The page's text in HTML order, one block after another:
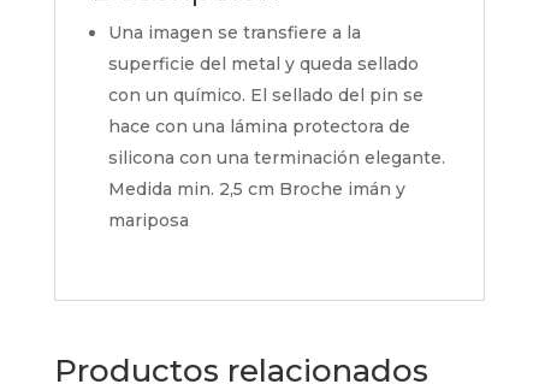
Una imagen se transfiere a la
superficie del metal y queda sellado
con un químico. El sellado del pin se
hace con una lámina protectora de
silicona con una terminación elegante.
Medida min. 2,5 cm Broche imán y
mariposa
Productos relacionados